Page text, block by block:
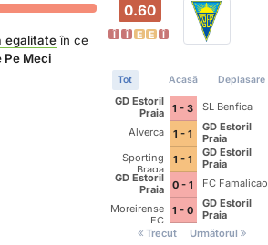
egalitateîn ce
Pe Meci
0.60
Î Î E E Î
Tot Acasă Deplasare
GD Estoril
Praia
1 - 3
SL Benfica
Alverca
1 - 1
GD Estoril
Praia
Sporting
Braga
1 - 1
GD Estoril
Praia
GD Estoril
Praia
0 - 1
FC Famalicao
Moreirense
FC
1 - 0
GD Estoril
Praia
Trecut
Următorul